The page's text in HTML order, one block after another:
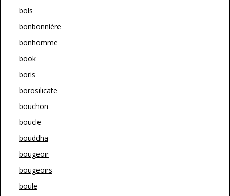
bols
bonbonnière
bonhomme
book
boris
borosilicate
bouchon
boucle
bouddha
bougeoir
bougeoirs
boule